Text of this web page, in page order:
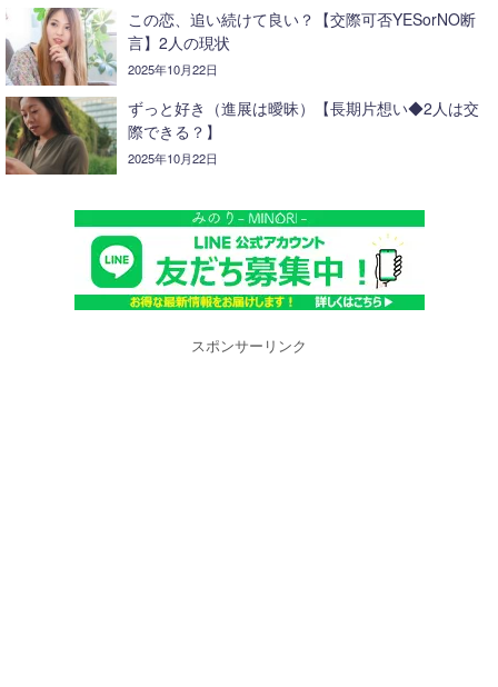
この恋、追い続けて良い？【交際可否YESorNO断
言】2人の現状
2025年10月22日
ずっと好き（進展は曖昧）【長期片想い◆2人は交
際できる？】
2025年10月22日
スポンサーリンク